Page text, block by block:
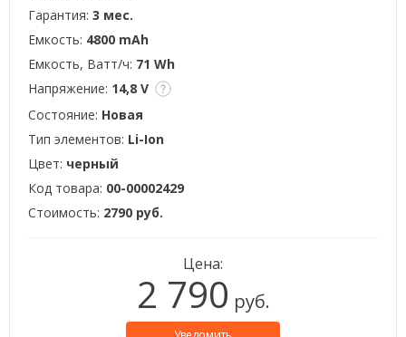
Гарантия: 3 мес.
Емкость: 4800 mAh
Емкость, Ватт/ч: 71 Wh
Напряжение: 14,8 V
Состояние: Новая
Тип элементов: Li-Ion
Цвет: черный
Код товара: 00-00002429
Стоимость: 2790 руб.
Цена:
2 790 руб.